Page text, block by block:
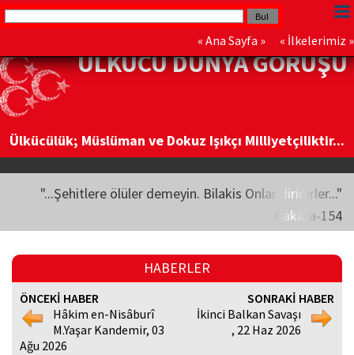
« Ana Sayfa » « İlkelerimiz »
ÜLKÜCÜ DÜNYA GÖRÜŞÜ
Ülkücülük; Müslüman ve Dokuz Işıkçı Milliyetçiliktir...
"...Şehitlere ölüler demeyin. Bilakis Onlar diridirler..."
Bakara-154
HABERLER
ÖNCEKİ HABER
Hâkim en-Nisâburî
M.Yaşar Kandemir, 03
Ağu 2026
SONRAKİ HABER
İkinci Balkan Savaşı
, 22 Haz 2026